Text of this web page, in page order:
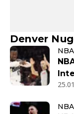
Denver
NBA
NBA